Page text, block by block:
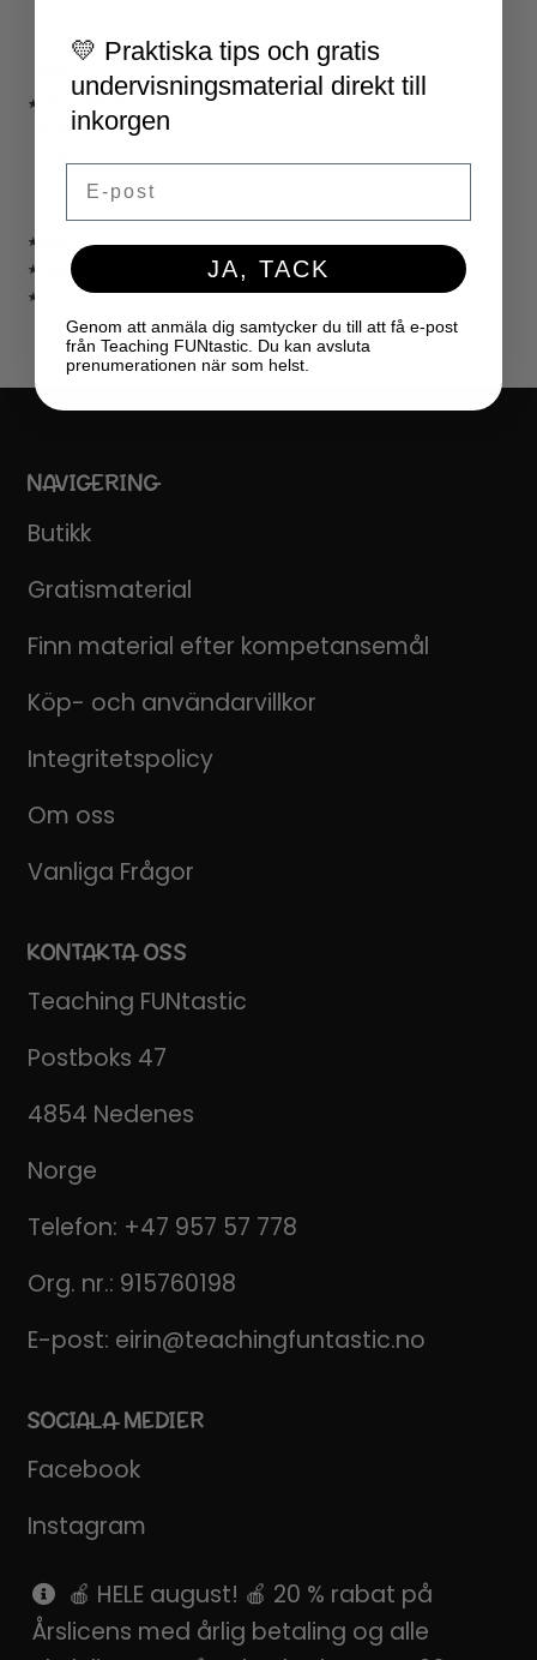
★ LÄRARVERKTYG
KLASSRUMSDEKORATION
KLASSRUMSORGANISATION
★ SPEL
★ GRATIS
★ LICENSER
NAVIGERING
Butikk
Gratismaterial
Finn material efter kompetansemål
Köp- och användarvillkor
Integritetspolicy
Om oss
Vanliga Frågor
KONTAKTA OSS
Teaching FUNtastic
Postboks 47
4854 Nedenes
Norge
Telefon: +47 957 57 778
Org. nr.: 915760198
E-post: eirin@teachingfuntastic.no
SOCIALA MEDIER
Facebook
Instagram
Pinterest
SnapChat
🍎 HELE august! 🍎 20 % rabat på
Årslicens med årlig betaling og alle
💛 Praktiska tips och gratis
undervisningsmaterial direkt till
inkorgen
JA, TACK
Genom att anmäla dig samtycker du till att få e-post
från Teaching FUNtastic. Du kan avsluta
prenumerationen när som helst.